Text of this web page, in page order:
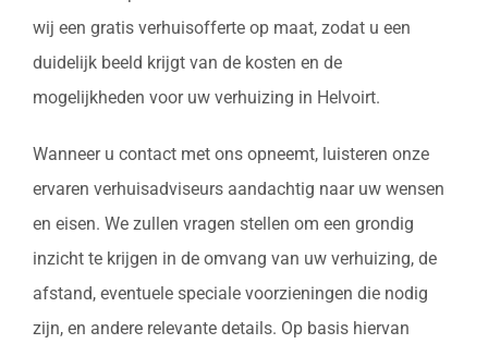
wij een gratis verhuisofferte op maat, zodat u een
duidelijk beeld krijgt van de kosten en de
mogelijkheden voor uw verhuizing in Helvoirt.
Wanneer u contact met ons opneemt, luisteren onze
ervaren verhuisadviseurs aandachtig naar uw wensen
en eisen. We zullen vragen stellen om een grondig
inzicht te krijgen in de omvang van uw verhuizing, de
afstand, eventuele speciale voorzieningen die nodig
zijn, en andere relevante details. Op basis hiervan